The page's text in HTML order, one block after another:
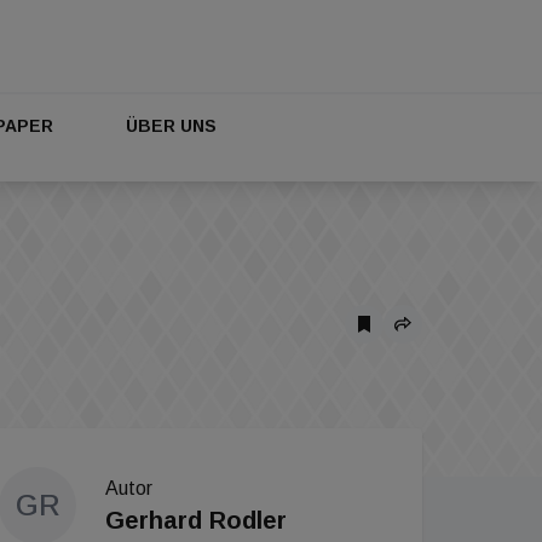
ÜBER UNS
GR
Autor
Gerhard Rodler